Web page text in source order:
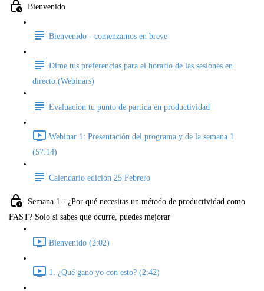
Bienvenido
Bienvenido - comenzamos en breve
Dime tus preferencias para el horario de las sesiones en
directo (Webinars)
Evaluación tu punto de partida en productividad
Webinar 1: Presentación del programa y de la semana 1
(57:14)
Calendario edición 25 Febrero
Semana 1 - ¿Por qué necesitas un método de productividad como
FAST? Solo si sabes qué ocurre, puedes mejorar
Bienvenido (2:02)
1. ¿Qué gano yo con esto? (2:42)